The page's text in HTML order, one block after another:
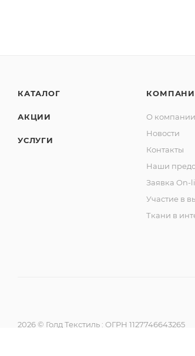
КАТАЛОГ
АКЦИИ
УСЛУГИ
О компании
Новости
Контакты
Наши
Заявка On-
Участие в
Ткани в
2026 © Голд Текстиль : ОГРН 1127746643265